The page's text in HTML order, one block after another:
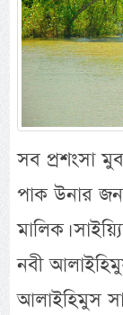
সব প্রশংসা
পাক উনার
মালিক।
নবী
আলাইহিমুস